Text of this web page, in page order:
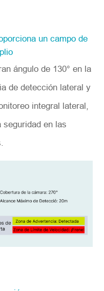
un campo de
ángulo de 130° en la
de detección lateral y
integral lateral,
en las